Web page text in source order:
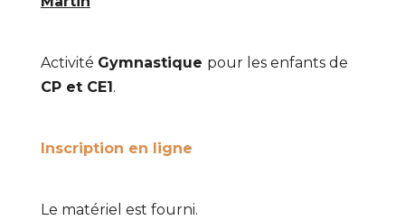
Activité Gymnastique pour les enfants de
CP et CE1 .
Inscription en ligne
Le matériel est fourni.